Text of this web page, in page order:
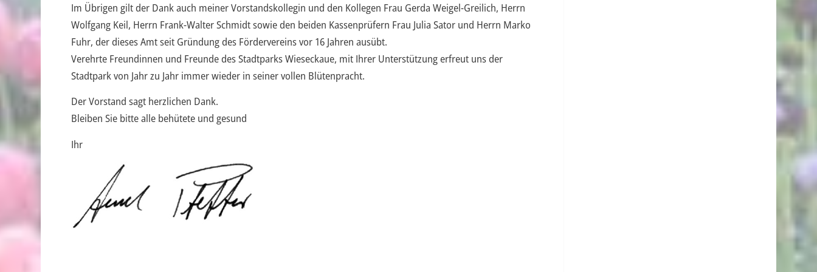
Im Übrigen gilt der Dank auch meiner Vorstandskollegin und den Kollegen Frau Gerda Weigel-Greilich, Herrn
Wolfgang Keil, Herrn Frank-Walter Schmidt sowie den beiden Kassenprüfern Frau Julia Sator und Herrn Marko
Fuhr, der dieses Amt seit Gründung des Fördervereins vor 16 Jahren ausübt.
Verehrte Freundinnen und Freunde des Stadtparks Wieseckaue, mit Ihrer Unterstützung erfreut uns der
Stadtpark von Jahr zu Jahr immer wieder in seiner vollen Blütenpracht.
Der Vorstand sagt herzlichen Dank.
Bleiben Sie bitte alle behütete und gesund
Ihr